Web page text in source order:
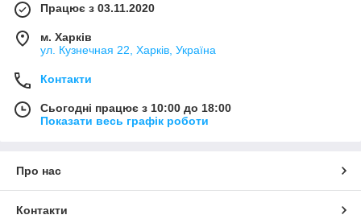
Працює з 03.11.2020
м. Харків
ул. Кузнечная 22, Харків, Україна
Контакти
Сьогодні працює з 10:00 до 18:00
Показати весь графік роботи
Про нас
Контакти